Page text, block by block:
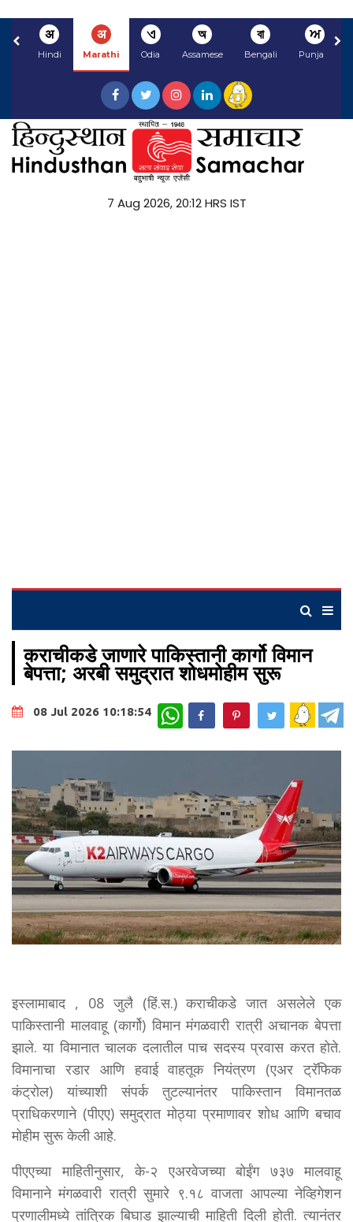
अ
Hindi
अ
Marathi
ଏ
Odia
অ
Assamese
বা
Bengali
ਅ
Punjabi
7 Aug 2026, 20:12 HRS IST
कराचीकडे जाणारे पाकिस्तानी कार्गो विमान
बेपत्ता; अरबी समुद्रात शोधमोहीम सुरू
08 Jul 2026 10:18:54 WhatsApp
इस्लामाबाद , 08 जुलै (हिं.स.) कराचीकडे जात असलेले एक
पाकिस्तानी मालवाहू (कार्गो) विमान मंगळवारी रात्री अचानक बेपत्ता
झाले. या विमानात चालक दलातील पाच सदस्य प्रवास करत होते.
विमानाचा रडार आणि हवाई वाहतूक नियंत्रण (एअर ट्रॅफिक
कंट्रोल) यांच्याशी संपर्क तुटल्यानंतर पाकिस्तान विमानतळ
प्राधिकरणाने (पीएए) समुद्रात मोठ्या प्रमाणावर शोध आणि बचाव
मोहीम सुरू केली आहे.
पीएएच्या माहितीनुसार, के-२ एअरवेजच्या बोईंग ७३७ मालवाहू
विमानाने मंगळवारी रात्री सुमारे ९.१८ वाजता आपल्या नेव्हिगेशन
प्रणालीमध्ये तांत्रिक बिघाड झाल्याची माहिती दिली होती. त्यानंतर